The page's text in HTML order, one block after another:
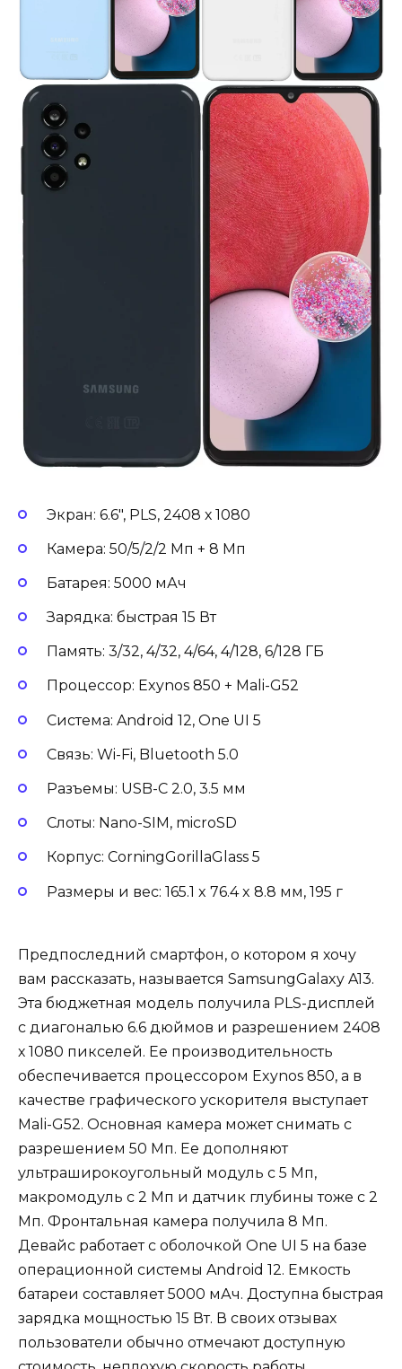
Экран: 6.6″, PLS, 2408 х 1080
Камера: 50/5/2/2 Мп + 8 Мп
Батарея: 5000 мАч
Зарядка: быстрая 15 Вт
Память: 3/32, 4/32, 4/64, 4/128, 6/128 ГБ
Процессор: Exynos 850 + Mali-G52
Система: Android 12, One UI 5
Связь: Wi-Fi, Bluetooth 5.0
Разъемы: USB-С 2.0, 3.5 мм
Слоты: Nano-SIM, microSD
Корпус: CorningGorillaGlass 5
Размеры и вес: 165.1 x 76.4 x 8.8 мм, 195 г
Предпоследний смартфон, о котором я хочу
вам рассказать, называется SamsungGalaxy A13.
Эта бюджетная модель получила PLS-дисплей
с диагональю 6.6 дюймов и разрешением 2408
х 1080 пикселей. Ее производительность
обеспечивается процессором Exynos 850, а в
качестве графического ускорителя выступает
Mali-G52. Основная камера может снимать с
разрешением 50 Мп. Ее дополняют
ультраширокоугольный модуль с 5 Мп,
макромодуль с 2 Мп и датчик глубины тоже с 2
Мп. Фронтальная камера получила 8 Мп.
Девайс работает с оболочкой One UI 5 на базе
операционной системы Android 12. Емкость
батареи составляет 5000 мАч. Доступна быстрая
зарядка мощностью 15 Вт. В своих отзывах
пользователи обычно отмечают доступную